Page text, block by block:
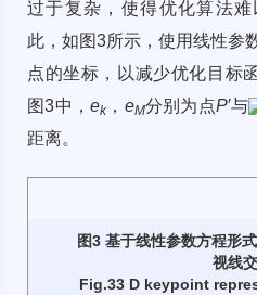
过于复杂，使得优化算法
此，如图3所示，使用线性参
点的坐标，以减少优化目标
图3中， ek， eM分别为点P′与
距离。
图3 基于线性参数方程形
视线
Fig.33 D keypoint